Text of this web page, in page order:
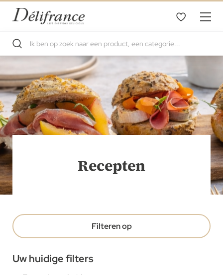
Recepten
Filteren op
Uw huidige filters